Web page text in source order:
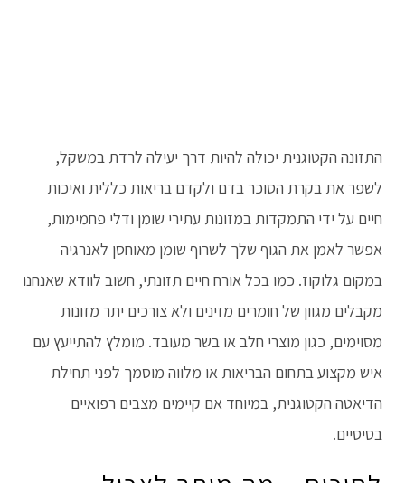
התזונה הקטוגנית יכולה להיות דרך יעילה לרדת במשקל,
לשפר את בקרת הסוכר בדם ולקדם בריאות כללית ואיכות
חיים על ידי התמקדות במזונות עתירי שומן ודלי פחמימות,
אפשר לאמן את הגוף שלך לשרוף שומן מאוחסן לאנרגיה
במקום גלוקוז. כמו בכל אורח חיים תזונתי, חשוב לוודא שאנחנו
מקבלים מגוון של חומרים מזינים ולא צורכים יתר מזונות
מסוימים, כגון מוצרי חלב או בשר מעובד. מומלץ להתייעץ עם
איש מקצוע בתחום הבריאות או מלווה מוסמך לפני תחילת
הדיאטה הקטוגנית, במיוחד אם קיימים מצבים רפואיים
בסיסיים.